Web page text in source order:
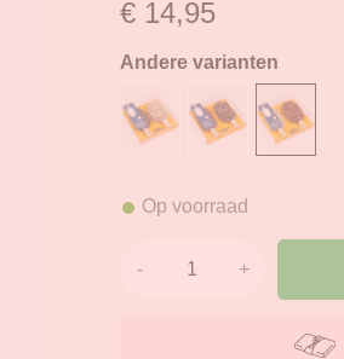
€14,95
Andere varianten
Op voorraad